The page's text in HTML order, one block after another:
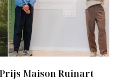
Maison Ruinart